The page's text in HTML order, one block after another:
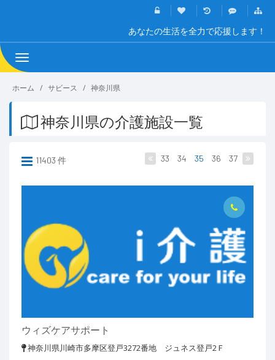
あなたの生活を全力で応援します！
Toggle
navigation
ホーム サビース 神奈川県
神奈川県の介護施設一覧
11403 件 33 34 35 36 37
ウィズケアサポート
神奈川県川崎市多摩区登戸3272番地 ジュネス登戸2Ｆ